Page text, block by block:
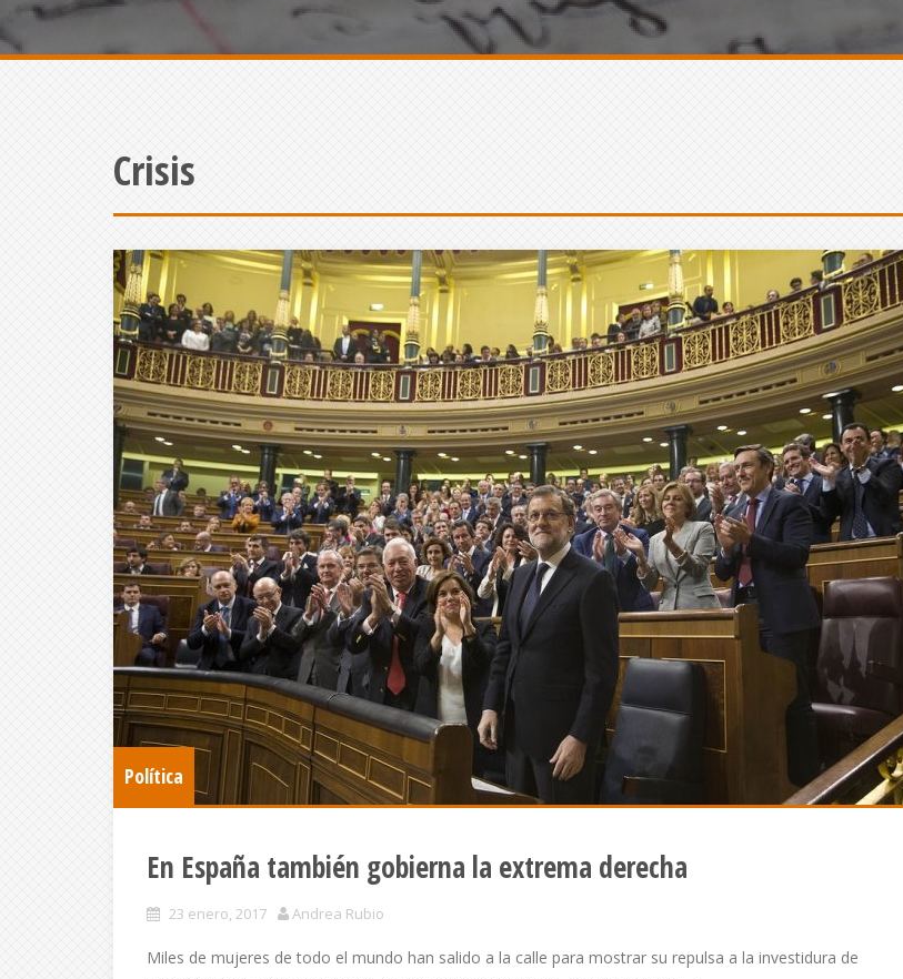
Crisis
Política
En España también gobierna la extrema derecha
23 enero, 2017 Andrea Rubio
Miles de mujeres de todo el mundo han salido a la calle para mostrar su repulsa a la investidura de